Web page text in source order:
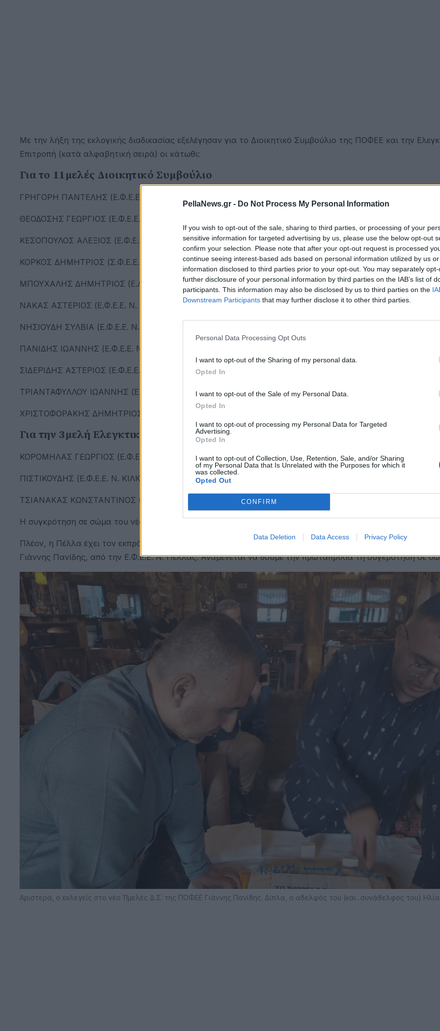
PellaNews.gr - Do Not Process My Personal Information
If you wish to opt-out of the sale, sharing to third parties, or processing of your
sensitive information for targeted advertising by us, please use the below opt-out
confirm your selection. Please note that after your opt-out request is processed
continue seeing interest-based ads based on personal information utilized by us
information disclosed to third parties prior to your opt-out. You may separately
further disclosure of your personal information by third parties on the IAB’s list of
participants. This information may also be disclosed by us to third parties on the
Downstream Participants that may further disclose it to other third parties.
Personal Data Processing Opt Outs
I want to opt-out of the Sharing of my personal data.
Opted In
I want to opt-out of the Sale of my Personal Data.
Opted In
I want to opt-out of processing my Personal Data for Targeted
Advertising.
Opted In
I want to opt-out of Collection, Use, Retention, Sale, and/or Sharing
of my Personal Data that Is Unrelated with the Purposes for which it
was collected.
Opted Out
CONFIRM
Data Deletion Data Access Privacy Policy
Με την λήξη της εκλογικής διαδικασίας εξελέγησαν για το Διοικητικό Συμβούλιο της ΠΟΦΕΕ και την
Επιτροπή (κατά αλφαβητική σειρά) οι κάτωθι:
Για το 11μελές Διοικητικό Συμβούλιο
ΓΡΗΓΟΡΗ ΠΑΝΤΕΛΗΣ (Ε.Φ.Ε.Ε. ΞΑΝΘΗΣ)
ΘΕΟΔΟΣΗΣ ΓΕΩΡΓΙΟΣ (Ε.Φ.Ε.Ε. ΑΡΤΑΣ - ΦΙΛΙΠΠΙΑΔΑΣ)
ΚΕΣΟΠΟΥΛΟΣ ΑΛΕΞΙΟΣ (Ε.Φ.Ε.Ε. ΘΕΣΣΑΛΟΝΙΚΗΣ)
ΚΟΡΚΟΣ ΔΗΜΗΤΡΙΟΣ (Σ.Φ.Ε.Ε. Ν. ΦΘΙΩΤΙΔΑΣ & ΕΥΡΥΤΑΝΙΑΣ)
ΜΠΟΥΧΑΛΗΣ ΔΗΜΗΤΡΙΟΣ (Ε.Λ.Φ.Ε.Ε. ΜΕΣΣΗΝΙΑΣ)
ΝΑΚΑΣ ΑΣΤΕΡΙΟΣ (Ε.Φ.Ε.Ε. Ν. ΛΑΡΙΣΑΣ)
ΝΗΣΙΟΥΔΗ ΣΥΛΒΙΑ (Ε.Φ.Ε.Ε. Ν. ΣΕΡΡΩΝ)
ΠΑΝΙΔΗΣ ΙΩΑΝΝΗΣ (Ε.Φ.Ε.Ε. Ν. ΠΕΛΛΑΣ)
ΣΙΔΕΡΙΔΗΣ ΑΣΤΕΡΙΟΣ (Ε.Φ.Ε.Ε. Ν. ΠΙΕΡΙΑΣ)
ΤΡΙΑΝΤΑΦΥΛΛΟΥ ΙΩΑΝΝΗΣ (Ε.Φ.Ε.Ε. ΑΤΤΙΚΗΣ)
ΧΡΙΣΤΟΦΟΡΑΚΗΣ ΔΗΜΗΤΡΙΟΣ (Ε.Φ.Ε.Ε. ΗΡΑΚΛΕΙΟΥ)
Για την 3μελή Ελεγκτική Επιτροπή
ΚΟΡΟΜΗΛΑΣ ΓΕΩΡΓΙΟΣ (Ε.Φ.Ε.Ε. ΛΕΣΒΟΥ)
ΠΙΣΤΙΚΟΥΔΗΣ (Ε.Φ.Ε.Ε. Ν. ΚΙΛΚΙΣ)
ΤΣΙΑΝΑΚΑΣ ΚΩΝΣΤΑΝΤΙΝΟΣ (Σ.Λ.Φ. ΧΑΛΚΙΔΙΚΗΣ)
Η συγκρότηση σε σώμα του νέου Διοικητικού Συμβουλίου έχει προγραμματιστεί για την Τρίτη 1 Απριλίου.
Πλέον, η Πέλλα έχει τον εκπρόσωπο της στο 11μελές της ΠΟΦΕΕ, που κατάφερε να εκλεγεί, και είναι ο
Γιάννης Πανίδης, από την Ε.Φ.Ε.Ε. Ν. Πέλλας. Αναμένεται να δούμε την πρωταπριλιά τη συγκρότηση σε
Αριστερά, ο εκλεγείς στο νέο 11μελές Δ.Σ. της ΠΟΦΕΕ Γιάννης Πανίδης. Δίπλα, ο αδελφός του (και...συνάδελφος του)